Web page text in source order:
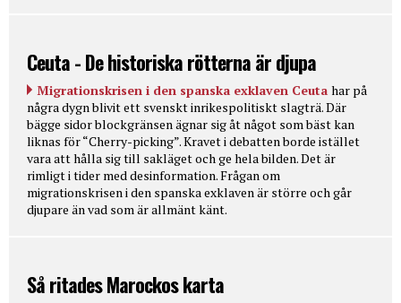
Ceuta - De historiska rötterna är djupa
Migrationskrisen i den spanska exklaven Ceuta har på
några dygn blivit ett svenskt inrikespolitiskt slagträ. Där
bägge sidor blockgränsen ägnar sig åt något som bäst kan
liknas för “Cherry-picking”. Kravet i debatten borde istället
vara att hålla sig till sakläget och ge hela bilden. Det är
rimligt i tider med desinformation. Frågan om
migrationskrisen i den spanska exklaven är större och går
djupare än vad som är allmänt känt.
Så ritades Marockos karta